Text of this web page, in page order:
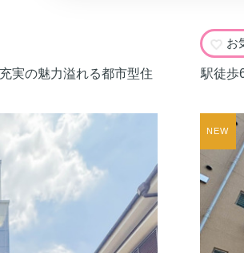
実の魅力溢れる都市型住
お
駅徒歩